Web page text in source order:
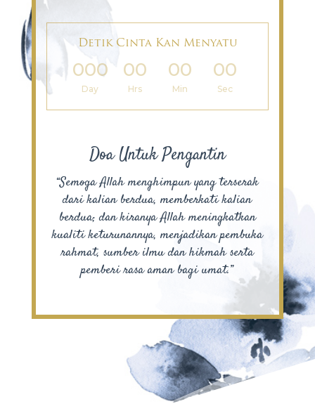
Detik Cinta Kan Menyatu
000
Day
00
Hrs
00
Min
00
Sec
Doa Untuk Pengantin
“Semoga Allah menghimpun yang terserak
dari kalian berdua, memberkati kalian
berdua; dan kiranya Allah meningkatkan
kualiti keturunannya, menjadikan pembuka
rahmat, sumber ilmu dan hikmah serta
pemberi rasa aman bagi umat.”